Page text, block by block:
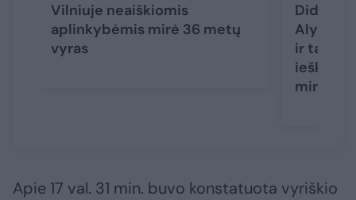
Vilniuje neaiškiomis
aplinkybėmis mirė 36 metų
vyras
Didžiulė
Alytaus
ir
ieškotas
miręs
Apie 17 val. 31 min. buvo konstatuota vyriškio